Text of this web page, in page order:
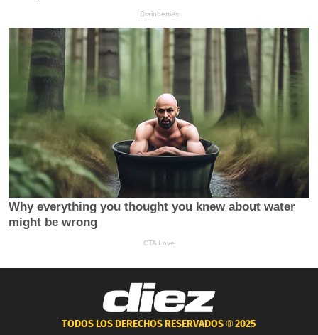
TODOS LOS DERECHOS RESERVADOS ®2025